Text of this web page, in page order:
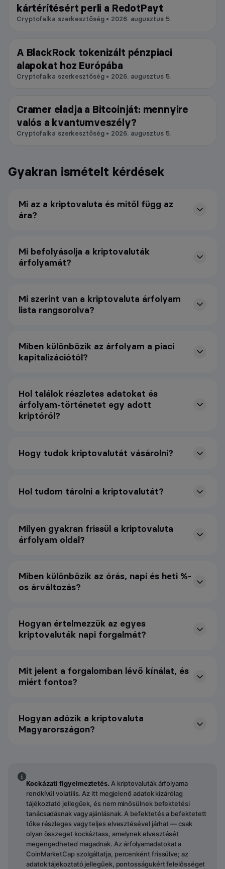
kártérítésért perli a RedotPayt
Cryptofalka szerkesztőség • 2026. augusztus 5.
A BlackRock tokenizált pénzpiaci
alapokat hoz Európába
Cryptofalka szerkesztőség • 2026. augusztus 5.
Bitcoin
Cramer eladja a Bitcoinját: mennyire
valós a kvantumveszély?
Cryptofalka szerkesztőség • 2026. augusztus 5.
Gyakran ismételt kérdések
Mi az a kriptovaluta és mitől függ az
ára?
Mi befolyásolja a kriptovaluták
árfolyamát?
Mi szerint van a kriptovaluta árfolyam
lista rangsorolva?
Miben különbözik az árfolyam a piaci
kapitalizációtól?
Hol találok részletes adatokat és
árfolyam-történetet egy adott
kriptóról?
Hogy tudok kriptovalutát vásárolni?
Hol tudom tárolni a kriptovalutát?
Milyen gyakran frissül a kriptovaluta
árfolyam oldal?
Miben különbözik az órás, napi és heti %-
os árváltozás?
Hogyan értelmezzük az egyes
kriptovaluták napi forgalmát?
Mit jelent a forgalomban lévő kínálat, és
miért fontos?
Hogyan adózik a kriptovaluta
Magyarországon?
Kockázati figyelmeztetés. A kriptovaluták árfolyama
rendkívül volatilis. Az itt megjelenő adatok kizárólag
tájékoztató jellegűek, és nem minősülnek befektetési
tanácsadásnak vagy ajánlásnak. A befektetés a befektetett
tőke részleges vagy teljes elvesztésével járhat — csak
olyan összeget kockáztass, amelynek elvesztését
megengedheted magadnak. Az árfolyamadatokat a
CoinMarketCap szolgáltatja, percenként frissülve; az
adatok tájékoztató jellegűek, pontosságukért felelősséget